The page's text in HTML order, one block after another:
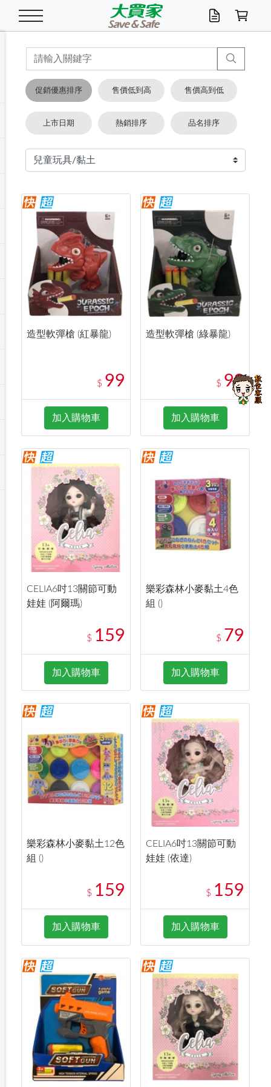
米/五穀/濃湯 米/糙米
五穀/南北貨
湯類/湯塊
油/調味料
食用油
醬油.油膏.蠔油
泡麵 / 麵條
包麵
碗麵/義大利麵
麵條/快煮麵/米粉
魚罐
醬菜/玉米罐
點心罐
休閒零嘴 初一十五拜拜懶
零嘴
堅果/海苔
美味餅乾
餅乾
糕餅/點心
糖果/巧克力
糖果/蜜餞/果凍
巧克力
茶飲料
果汁咖啡
碳酸/礦泉水
機能飲料
箱購飲料
養生保健/常備品 雞精/飲品
機能保健
▶保健品牌推薦
奶粉/穀麥片
奶粉
麥片/玉米片
沖調穀粉/隨手包
特色茶品
綠茶
紅茶
奶茶/花草茶
黑糖桂圓/蜂蜜醋
即溶咖啡
咖啡豆/粉/濾掛
可可/糖/奶精
沐浴乳香皂 沐浴乳
香皂/洗手乳
美髮造型
洗髮/護髮
造型髮品
口腔清潔
牙 刷
牙膏/漱口水
潔顏產品
卸妝/粉刺調理
開架/身體保養
臉部保養
面/眼膜
鍋具/飲水/廚房 鍋具/餐具
保鮮/微波
掃除用具/照明/五金
掃除/清潔用具
洗衣/曬衣用具
電池/延長線
修繕/五金/祭祀
傢飾/收納/衛浴
寢具/家具
收納用品
衛浴/毛巾
寵物食品
寵物清潔/百貨
衛生紙/濕巾 抽取衛生紙/濕巾
廚房紙巾/平版/
箱購免運區
衣物清潔
洗衣精
洗衣粉/皂
漂白水/柔軟精
居家清潔
廚房/餐具清潔
浴廁/水管清潔
居家清潔/除濕芳
衛生棉
成人/嬰兒紙尿褲
箱購免運區
嬰兒尿布
成人紙尿褲
廚房家電 料理鍋具
烤箱/微波/電磁爐
快煮壺/烘碗機
季節家電
除濕/清淨機
風扇/防蚊家電
生活家電
除塵家電
美容家電
電腦周邊
數位週邊
手機/平板周邊
文具/辦公用品 文具用品
辦公文具/收納
玩具/擺設小物
汽機車百貨
機車/腳踏車百貨
汽車百貨
休閒/運動
戶外/休閒用品
健身/按摩/瑜珈
測量/護具/其他
服飾內著
配件
男/女/機能包
冷凍免運 生鮮食品
調理食品
箱購免運
食品免運
清潔用品免運
居家/汽百用品
主題專區
季節活動
店長推薦
這夏不怕熱
促銷優惠排序 售價低到高 售價高到低
上市日期 熱銷排序 品名排序
造型軟彈槍 (紅暴龍)
$ 99
加入購物車
造型軟彈槍 (綠暴龍)
$ 99
加入購物車
CELIA6吋13關節可動
娃娃 (阿爾瑪)
$ 159
加入購物車
樂彩森林小麥黏土4色
組 ()
$ 79
加入購物車
樂彩森林小麥黏土12色
組 ()
$ 159
加入購物車
CELIA6吋13關節可動
娃娃 (依達)
$ 159
加入購物車